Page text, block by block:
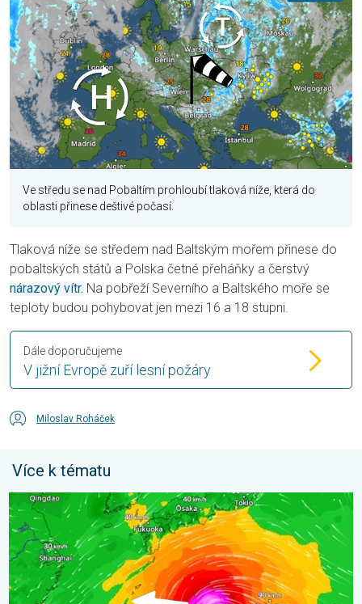
Ve středu se nad Pobaltím prohloubí tlaková níže, která do
oblasti přinese deštivé počasí.
Tlaková níže se středem nad Baltským mořem přinese do
pobaltských států a Polska četné přeháňky a čerstvý
nárazový vítr. Na pobřeží Severního a Baltského moře se
teploty budou pohybovat jen mezi 16 a 18 stupni.
V jižní Evropě zuří lesní požáry
Dále doporučujeme
Miloslav Roháček
Více k tématu
Japonsko se připravuje na tajfun Dolphin. Obavy ze sesuvů